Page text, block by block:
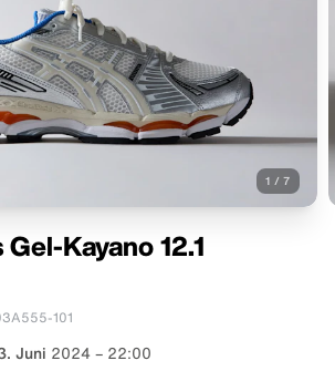
1 / 7
Kayano 12.1
101
Juni 2024 – 22:00